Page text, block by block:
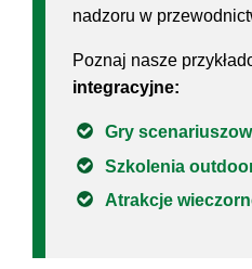
nadzoru w
Poznaj nasze
integracyjne:
Gry
Szkolenia
Atrakcje